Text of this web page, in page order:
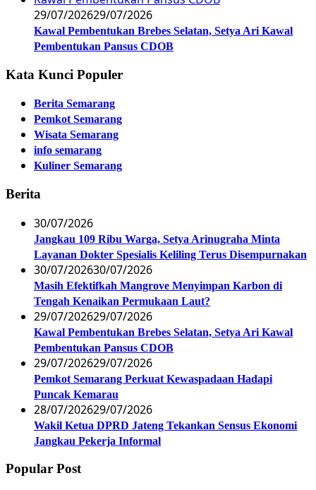
29/07/202629/07/2026
Kawal Pembentukan Brebes Selatan, Setya Ari Kawal
Pembentukan Pansus CDOB
Kata Kunci Populer
Berita Semarang
Pemkot Semarang
Wisata Semarang
info semarang
Kuliner Semarang
Berita
30/07/2026
Jangkau 109 Ribu Warga, Setya Arinugraha Minta
Layanan Dokter Spesialis Keliling Terus Disempurnakan
30/07/202630/07/2026
Masih Efektifkah Mangrove Menyimpan Karbon di
Tengah Kenaikan Permukaan Laut?
29/07/202629/07/2026
Kawal Pembentukan Brebes Selatan, Setya Ari Kawal
Pembentukan Pansus CDOB
29/07/202629/07/2026
Pemkot Semarang Perkuat Kewaspadaan Hadapi
Puncak Kemarau
28/07/202629/07/2026
Wakil Ketua DPRD Jateng Tekankan Sensus Ekonomi
Jangkau Pekerja Informal
Popular Post